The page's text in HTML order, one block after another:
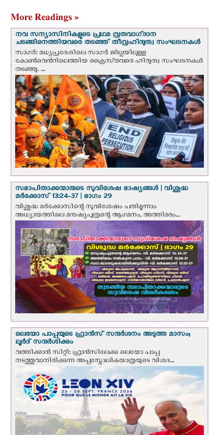
More Readings »
നവ സന്യാസിനികളുടെ പ്രഥമ വ്രതവാഗ്‌ദാന
ചടങ്ങിനെത്തിയവരെ തടഞ്ഞ് തീവ്രഹിന്ദുത്വ സംഘടനകള്‍
സാഗർ: മധ്യപ്രദേശിലെ സാഗർ ജില്ലയിലുള്ള
കോൺവെന്‍റിലെത്തിയ ക്രൈസ്‌തവരെ ഹിന്ദുത്വ സംഘടനകൾ
തടഞ്ഞു. ...
സഭാപിതാക്കന്മാരുടെ സുവിശേഷ ഭാഷ്യങ്ങള്‍ | വിശുദ്ധ
മര്‍ക്കോസ് 13:24-37 | ഭാഗം 29
വിശുദ്ധ മര്‍ക്കോസിന്റെ സുവിശേഷം പതിമൂന്നാം
അധ്യായത്തിലെ മനുഷ്യപുത്രന്റെ ആഗമനം, അത്തിമരം...
ലെയോ പാപ്പയുടെ ഫ്രാന്‍സ് സന്ദര്‍ശനം അടുത്ത മാസം;
ലൂര്‍ദ് സന്ദര്‍ശിക്കും
വത്തിക്കാന്‍ സിറ്റി: ഫ്രാൻസിലേക്കു ലെയോ പാപ്പ
നടത്തുവാനിരിക്കുന്ന അപ്പസ്തോലികയാത്രയുടെ വിശദ...